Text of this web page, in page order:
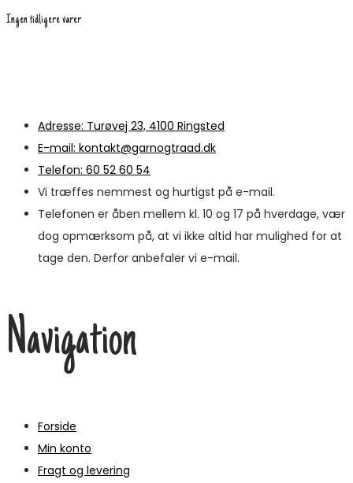
Ingen tidligere varer
Adresse: Turøvej 23, 4100 Ringsted
E-mail: kontakt@garnogtraad.dk
Telefon: 60 52 60 54
Vi træffes nemmest og hurtigst på e-mail.
Telefonen er åben mellem kl. 10 og 17 på hverdage, vær
dog opmærksom på, at vi ikke altid har mulighed for at
tage den. Derfor anbefaler vi e-mail.
Navigation
Forside
Min konto
Fragt og levering